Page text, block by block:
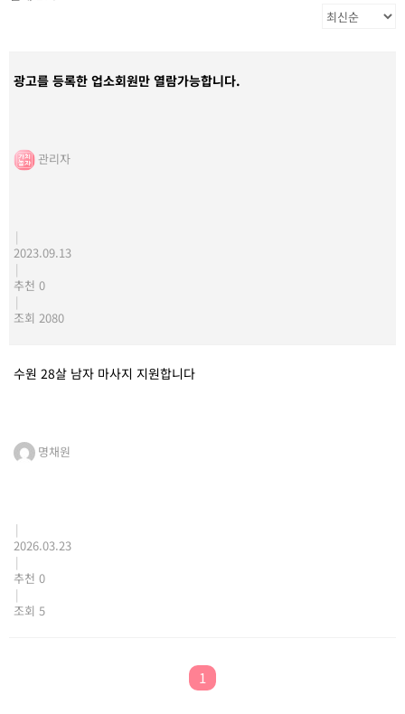
광고를 등록한 업소회원만 열람가능합니다.
관리자
|
2023.09.13
|
추천 0
|
조회 2080
수원 28살 남자 마사지 지원합니다
명채원
|
2026.03.23
|
추천 0
|
조회 5
1